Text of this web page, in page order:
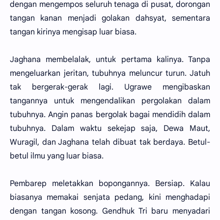
dengan mengempos seluruh tenaga di pusat, dorongan
tangan kanan menjadi golakan dahsyat, sementara
tangan kirinya mengisap luar biasa.
Jaghana membelalak, untuk pertama kalinya. Tanpa
mengeluarkan jeritan, tubuhnya meluncur turun. Jatuh
tak bergerak-gerak lagi. Ugrawe mengibaskan
tangannya untuk mengendalikan pergolakan dalam
tubuhnya. Angin panas bergolak bagai mendidih dalam
tubuhnya. Dalam waktu sekejap saja, Dewa Maut,
Wuragil, dan Jaghana telah dibuat tak berdaya. Betul-
betul ilmu yang luar biasa.
Pembarep meletakkan bopongannya. Bersiap. Kalau
biasanya memakai senjata pedang, kini menghadapi
dengan tangan kosong. Gendhuk Tri baru menyadari